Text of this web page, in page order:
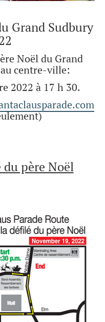
Grand Sudbury
Noël du Grand
centre-ville:
2022 à 17 h 30.
père Noël